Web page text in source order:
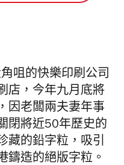
咀的快樂印刷公司
店，今年九月底將
因老闆兩夫妻年事
閉將近50年歷史的
藏的鉛字粒，吸引
鑄造的絕版字粒。